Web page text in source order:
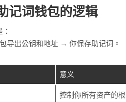
记词钱包的逻辑
导出公钥和地址 → 你保存助记词。
意义
控制你所有资产的根